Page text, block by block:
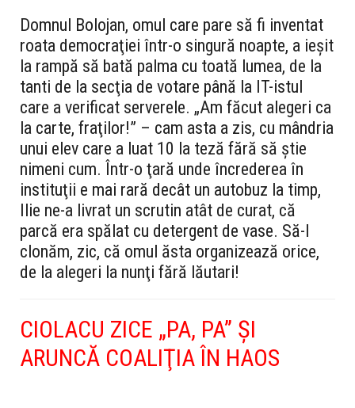
Domnul Bolojan, omul care pare să fi inventat
roata democraţiei într-o singură noapte, a ieşit
la rampă să bată palma cu toată lumea, de la
tanti de la secţia de votare până la IT-istul
care a verificat serverele. „Am făcut alegeri ca
la carte, fraţilor!” – cam asta a zis, cu mândria
unui elev care a luat 10 la teză fără să ştie
nimeni cum. Într-o ţară unde încrederea în
instituţii e mai rară decât un autobuz la timp,
Ilie ne-a livrat un scrutin atât de curat, că
parcă era spălat cu detergent de vase. Să-l
clonăm, zic, că omul ăsta organizează orice,
de la alegeri la nunţi fără lăutari!
CIOLACU ZICE „PA, PA” ŞI
ARUNCĂ COALIŢIA ÎN HAOS